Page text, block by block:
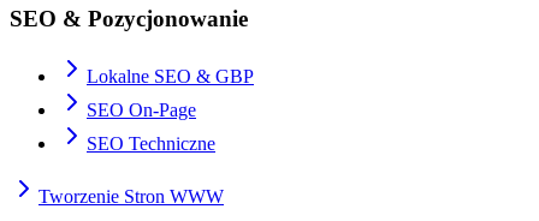
SEO & Pozycjonowanie
Lokalne SEO & GBP
SEO On-Page
SEO Techniczne
Tworzenie Stron WWW